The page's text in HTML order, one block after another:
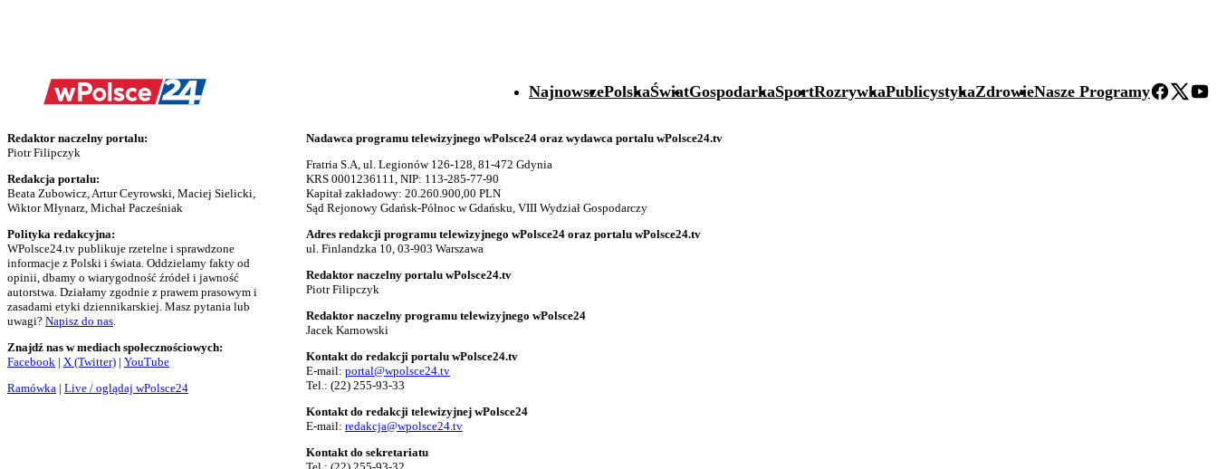
NajnowszePolskaŚwiatGospodarkaSportRozrywkaPublicystykaZdrowieNasze Programy
Redaktor naczelny portalu:
Piotr Filipczyk
Redakcja portalu:
Beata Zubowicz, Artur Ceyrowski, Maciej Sielicki,
Wiktor Młynarz, Michał Pacześniak
Polityka redakcyjna:
WPolsce24.tv publikuje rzetelne i sprawdzone
informacje z Polski i świata. Oddzielamy fakty od
opinii, dbamy o wiarygodność źródeł i jawność
autorstwa. Działamy zgodnie z prawem prasowym i
zasadami etyki dziennikarskiej. Masz pytania lub
uwagi? Napisz do nas
Znajdź nas w mediach społecznościowych:
Facebook | X (Twitter) | YouTube
Ramówka | Live / oglądaj wPolsce24
Nadawca programu telewizyjnego wPolsce24 oraz wydawca portalu wPolsce24.tv
Fratria S.A, ul. Legionów 126-128, 81-472 Gdynia
KRS 0001236111, NIP: 113-285-77-90
Kapitał zakładowy: 20.260.900,00 PLN
Sąd Rejonowy Gdańsk-Północ w Gdańsku, VIII Wydział Gospodarczy
Adres redakcji programu telewizyjnego wPolsce24 oraz portalu wPolsce24.tv
ul. Finlandzka 10, 03-903 Warszawa
Redaktor naczelny portalu wPolsce24.tv
Piotr Filipczyk
Redaktor naczelny programu telewizyjnego wPolsce24
Jacek Karnowski
Kontakt do redakcji portalu wPolsce24.tv
E-mail: portal@wpolsce24.tv
Tel.: (22) 255-93-33
Kontakt do redakcji telewizyjnej wPolsce24
E-mail: redakcja@wpolsce24.tv
Kontakt do sekretariatu